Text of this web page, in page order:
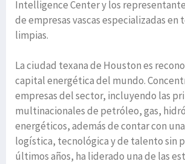
Intelligence Center y los
de empresas vascas especializadas en
limpias.
La ciudad texana de Houston es
capital energética del mundo.
empresas del sector, incluyendo las
multinacionales de petróleo, gas,
energéticos, además de contar con
logística, tecnológica y de talento sin
últimos años, ha liderado una de las